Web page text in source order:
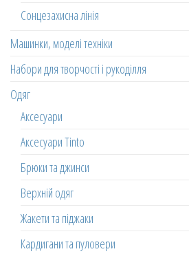
Сонцезахисна лінія
Машинки, моделі техніки
Набори для творчості і рукоділля
Одяг
Аксесуари
Аксесуари Tinto
Брюки та джинси
Верхній одяг
Жакети та піджаки
Кардигани та пуловери